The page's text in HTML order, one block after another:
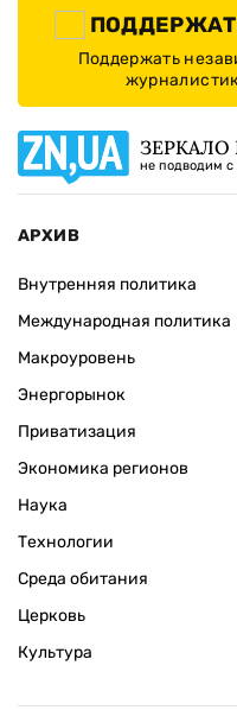
Поддержать
ЗЕРКАЛО
не подводим с
АРХИВ
Внутренняя политика
Международная политика
Макроуровень
Энергорынок
Приватизация
Экономика регионов
Наука
Технологии
Среда обитания
Церковь
Культура